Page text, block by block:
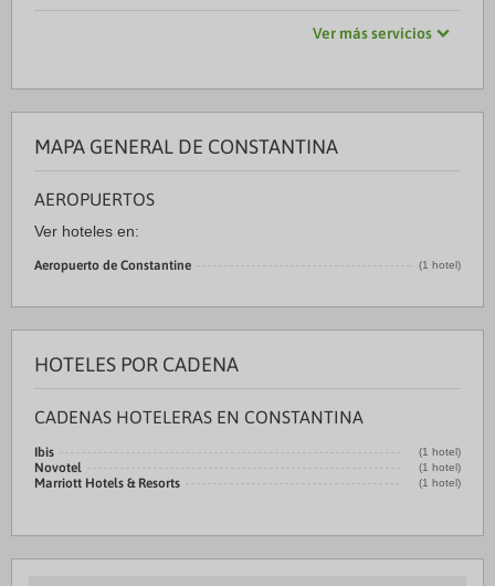
Ver más servicios
MAPA GENERAL DE CONSTANTINA
AEROPUERTOS
Ver hoteles en:
Aeropuerto de Constantine (1 hotel)
HOTELES POR CADENA
CADENAS HOTELERAS EN CONSTANTINA
Ibis (1 hotel)
Novotel (1 hotel)
Marriott Hotels & Resorts (1 hotel)